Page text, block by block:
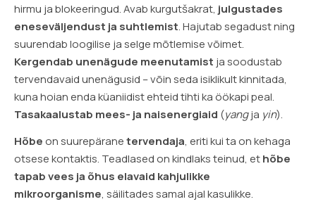
hirmu ja blokeeringud. Avab kurgutšakrat, julgustades
eneseväljendust ja suhtlemist. Hajutab segadust ning
suurendab loogilise ja selge mõtlemise võimet.
Kergendab unenägude meenutamist ja soodustab
tervendavaid unenägusid – võin seda isiklikult kinnitada,
kuna hoian enda küaniidist ehteid tihti ka öökapi peal.
Tasakaalustab mees- ja naisenergiaid (yangja yin).
Hõbe on suurepäranetervendaja, eriti kui ta on kehaga
otsese kontaktis. Teadlased on kindlaks teinud, ethõbe
tapab vees ja õhus elavaid kahjulikke
mikroorganisme, säilitades samal ajal kasulikke.